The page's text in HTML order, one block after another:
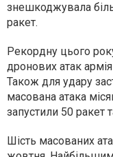
знешкоджувала
ракет.
Рекордну цього
дронових атак
Також для удару
масована атака
запустили 50 ракет
Шість масованих